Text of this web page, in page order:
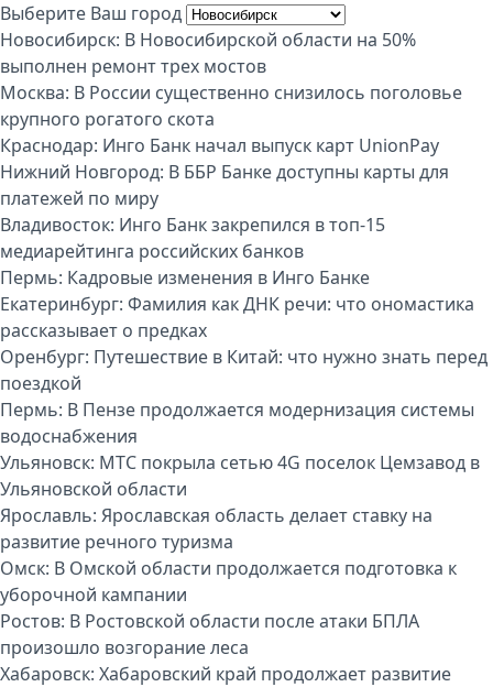
Выберите Ваш город
Новосибирск: В Новосибирской области на 50%
выполнен ремонт трех мостов
Москва: В России существенно снизилось поголовье
крупного рогатого скота
Краснодар: Инго Банк начал выпуск карт UnionPay
Нижний Новгород: В ББР Банке доступны карты для
платежей по миру
Владивосток: Инго Банк закрепился в топ-15
медиарейтинга российских банков
Пермь: Кадровые изменения в Инго Банке
Екатеринбург: Фамилия как ДНК речи: что ономастика
рассказывает о предках
Оренбург: Путешествие в Китай: что нужно знать перед
поездкой
Пермь: В Пензе продолжается модернизация системы
водоснабжения
Ульяновск: МТС покрыла сетью 4G поселок Цемзавод в
Ульяновской области
Ярославль: Ярославская область делает ставку на
развитие речного туризма
Омск: В Омской области продолжается подготовка к
уборочной кампании
Ростов: В Ростовской области после атаки БПЛА
произошло возгорание леса
Хабаровск: Хабаровский край продолжает развитие